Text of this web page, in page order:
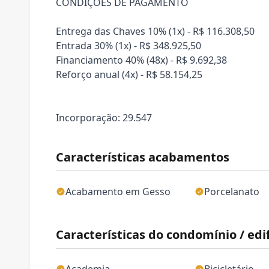
Características acabamentos
Acabamento em Gesso Porcelanato
Características do condomínio /
Entrega das Chaves 10% (1x) - R$ 116.308,50
Entrada 30% (1x) - R$ 348.925,50
Financiamento 40% (48x) - R$ 9.692,38
Reforço anual (4x) - R$ 58.154,25
Incorporação: 29.547